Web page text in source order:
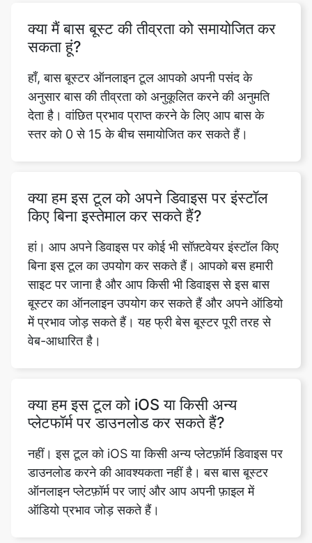
हाँ, बास बूस्टर ऑनलाइन टूल आपको अपनी पसंद के
अनुसार बास की तीव्रता को अनुकूलित करने की अनुमति
देता है। वांछित प्रभाव प्राप्त करने के लिए आप बास के
स्तर को 0 से 15 के बीच समायोजित कर सकते हैं।
क्या हम इस टूल को अपने डिवाइस पर इंस्टॉल
हां। आप अपने डिवाइस पर कोई भी सॉफ़्टवेयर इंस्टॉल किए
बिना इस टूल का उपयोग कर सकते हैं। आपको बस हमारी
साइट पर जाना है और आप किसी भी डिवाइस से इस बास
बूस्टर का ऑनलाइन उपयोग कर सकते हैं और अपने ऑडियो
में प्रभाव जोड़ सकते हैं। यह फ्री बेस बूस्टर पूरी तरह से
वेब-आधारित है।
क्या हम इस टूल को iOS या किसी अन्य
नहीं। इस टूल को iOS या किसी अन्य प्लेटफ़ॉर्म डिवाइस पर
डाउनलोड करने की आवश्यकता नहीं है। बस बास बूस्टर
ऑनलाइन प्लेटफ़ॉर्म पर जाएं और आप अपनी फ़ाइल में
ऑडियो प्रभाव जोड़ सकते हैं।
क्या मेरी ड्राइव तक पहुंच की अनुमति देना